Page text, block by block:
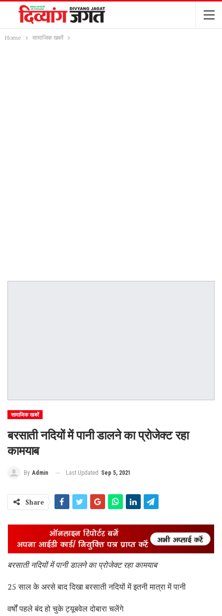
Home सामाजिक खबरें
सामाजिक खबरें
बरसाती नदियों में पानी डालने का प्रोजेक्ट रहा
कामयाब
By Admin Last Updated Sep 5, 2021
Share
बरसाती नदियों में पानी डालने का प्रोजेक्ट रहा कामयाब
25 साल के अरसे बाद दिखा बरसाती नदियों में इतनी मात्रा में पानी
वर्षों पहले बंद हो चुके ट्यूबवेल दोबारा चलेंगे